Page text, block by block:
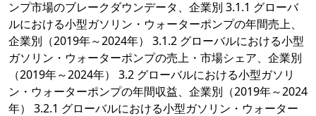
ンプ市場のブレークダウンデータ、企業別 3.1.1 グローバ
ルにおける小型ガソリン・ウォーターポンプの年間売上、
企業別（2019年～2024年） 3.1.2 グローバルにおける小型
ガソリン・ウォーターポンプの売上・市場シェア、企業別
（2019年～2024年） 3.2 グローバルにおける小型ガソリ
ン・ウォーターポンプの年間収益、企業別（2019年～2024
年） 3.2.1 グローバルにおける小型ガソリン・ウォーター